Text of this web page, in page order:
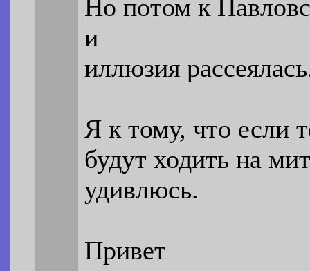
Но потом к
и
иллюзия
Я к тому, что если
будут ходить на
удивлюсь.
Привет